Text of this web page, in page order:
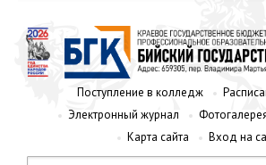
Поступление в колледж
Электронный журнал
Карта сайта
Вход на